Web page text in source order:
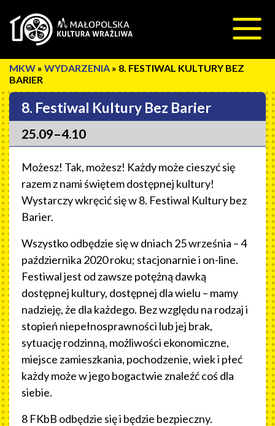
» WYDARZENIA » 8. FESTIWAL KULTURY BEZ
BARIER
8. Festiwal Kultury Bez Barier
25.09–4.10
Możesz! Tak, możesz! Każdy może cieszyć się
razem z nami świętem dostępnej kultury!
Wystarczy wkręcić się w 8. Festiwal Kultury bez
Barier.
Wszystko odbędzie się w dniach 25 września – 4
października 2020 roku; stacjonarnie i on-line.
Festiwal jest od zawsze potężną dawką
dostępnej kultury, dostępnej dla wielu – mamy
nadzieję, że dla każdego. Bez względu na rodzaj i
stopień niepełnosprawności lub jej brak,
sytuację rodzinną, możliwości ekonomiczne,
miejsce zamieszkania, pochodzenie, wiek i płeć
każdy może w jego bogactwie znaleźć coś dla
siebie.
8 FKbB odbędzie się i będzie bezpieczny.